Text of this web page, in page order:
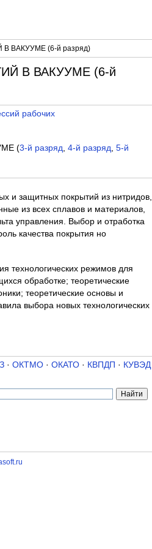
ВАКУУМЕ (6-й разряд)
В ВАКУУМЕ (6-й
рабочих
(3-й разряд,4-й разряд,5-й
и защитных покрытий из нитридов,
из всех сплавов и материалов,
управления. Выбор и отработка
качества покрытия но
технологических режимов для
обработке; теоретические
теоретические основы и
выбора новых технологических
· ОКТМО· ОКАТО· КВПДП · КУВЭД